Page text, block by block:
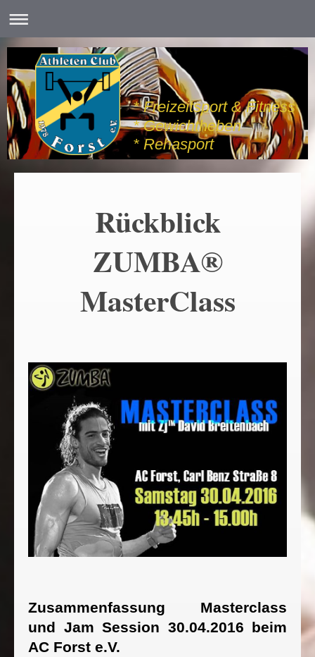
* Freizeitsport & Fitness
* Gewichtheben
* Rehasport
Rückblick
ZUMBA®
MasterClass
Zusammenfassung Masterclass
und Jam Session 30.04.2016 beim
AC Forst e.V.